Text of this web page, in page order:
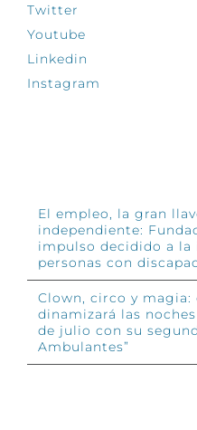
Twitter
Youtube
Linkedin
Instagram
El empleo, la gran
independiente:
impulso decidido a la
personas con
Clown, circo y magia:
dinamizará las
de julio con su
Ambulantes”